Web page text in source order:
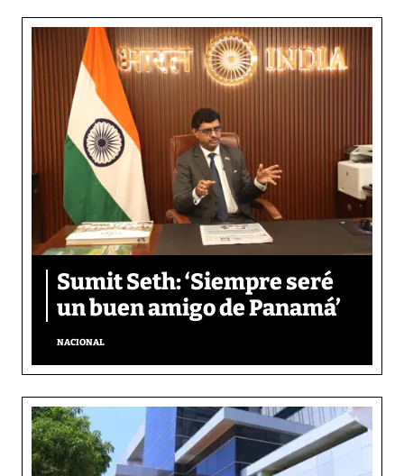
Sumit Seth: ‘Siempre seré
un buen amigo de Panamá’
NACIONAL